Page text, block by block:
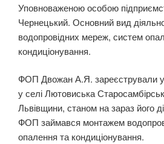
Уповноваженою особою
Чернецький. Основний вид
водопровідних мереж, систем
кондиціонування.
ФОП Двожан А.Я. зареєстрували у
у селі Лютовиська
Львівщини, станом на зараз його
ФОП займався монтажем
опалення та кондиціонування.